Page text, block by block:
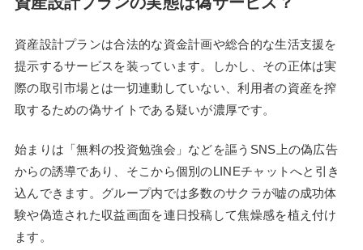
資産設計プランは合法的な資金計画や総合的な生活支援を
提示するサービスを装っています。しかし、その正体は実
際の取引市場とは一切連動していない、利用者の資産を搾
取するための偽サイトである疑いが濃厚です。
始まりは「無料の投資勉強会」などを謳うSNS上の偽広告
からの誘導であり、そこから個別のLINEチャットへと引き
込んできます。グループ内では多数のサクラが嘘の成功体
験や偽造された収益画面を連日投稿して焦燥感を植え付け
ます。